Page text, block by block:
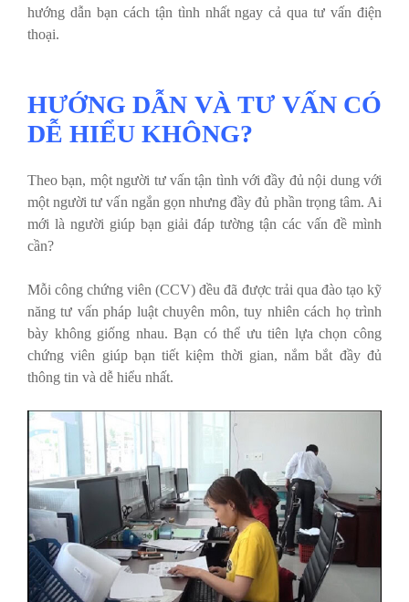
hướng dẫn bạn cách tận tình nhất ngay cả qua tư vấn điện
thoại.
HƯỚNG DẪN VÀ TƯ VẤN CÓ
DỄ HIỂU KHÔNG?
Theo bạn, một người tư vấn tận tình với đầy đủ nội dung với
một người tư vấn ngắn gọn nhưng đầy đủ phần trọng tâm. Ai
mới là người giúp bạn giải đáp tường tận các vấn đề mình
cần?
Mỗi công chứng viên (CCV) đều đã được trải qua đào tạo kỹ
năng tư vấn pháp luật chuyên môn, tuy nhiên cách họ trình
bày không giống nhau. Bạn có thể ưu tiên lựa chọn công
chứng viên giúp bạn tiết kiệm thời gian, nắm bắt đầy đủ
thông tin và dễ hiểu nhất.